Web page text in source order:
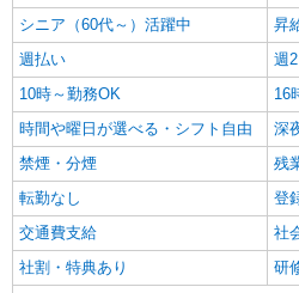
シニア（60代～）活躍中
昇
週払い
週
10時～勤務OK
16
時間や曜日が選べる・シフト自由
深
禁煙・分煙
残
転勤なし
登
交通費支給
社
社割・特典あり
研